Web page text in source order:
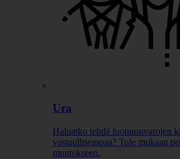
Ura
Haluatko tehdä luonnonvarojen
vastuullisempaa? Tule mukaan
muutokseen.